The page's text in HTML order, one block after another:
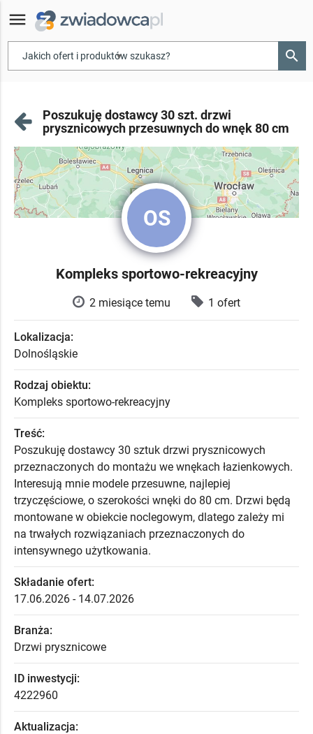
menu
▾ search
Poszukuję dostawcy 30 szt. drzwi
prysznicowych przesuwnych do wnęk 80 cm
OS
Kompleks sportowo-rekreacyjny
2 miesiące temu 1 ofert
Lokalizacja:
Dolnośląskie
Rodzaj obiektu:
Kompleks sportowo-rekreacyjny
Treść:
Poszukuję dostawcy 30 sztuk drzwi prysznicowych
przeznaczonych do montażu we wnękach łazienkowych.
Interesują mnie modele przesuwne, najlepiej
trzyczęściowe, o szerokości wnęki do 80 cm. Drzwi będą
montowane w obiekcie noclegowym, dlatego zależy mi
na trwałych rozwiązaniach przeznaczonych do
intensywnego użytkowania.
Składanie ofert:
17.06.2026 - 14.07.2026
Branża:
Drzwi prysznicowe
ID inwestycji:
4222960
Aktualizacja: